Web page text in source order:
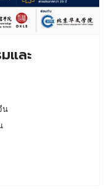
และ
น